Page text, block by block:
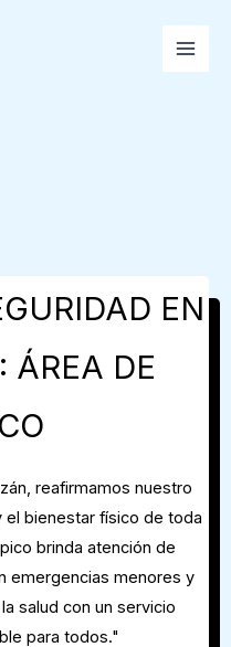
EN
ÁREA DE
reafirmamos nuestro
bienestar físico de toda
brinda atención de
emergencias menores y
salud con un servicio
para todos."